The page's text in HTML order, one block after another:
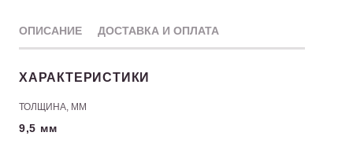
ОПИСАНИЕ ДОСТАВКА И ОПЛАТА
ХАРАКТЕРИСТИКИ
ТОЛЩИНА, ММ
9,5 мм